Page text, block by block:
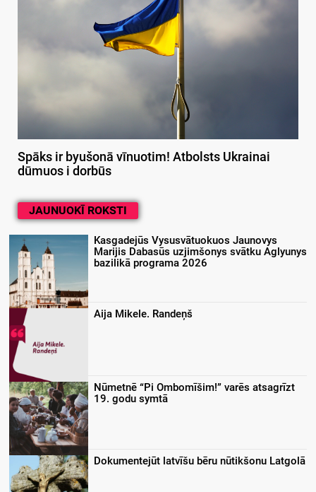
Spāks ir byušonā vīnuotim! Atbolsts Ukrainai
dūmuos i dorbūs
JAUNUOKĪ ROKSTI
Kasgadejūs Vysusvātuokuos Jaunovys
Marijis Dabasūs uzjimšonys svātku Aglyunys
bazilikā programa 2026
Aija Mikele. Randeņš
Nūmetnē “Pi Ombomīšim!” varēs atsagrīzt
19. godu symtā
Dokumentejūt latvīšu bēru nūtikšonu Latgolā